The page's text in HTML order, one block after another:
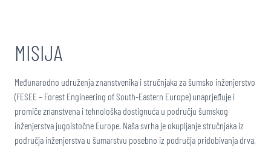
MISIJA
Međunarodno udruženja znanstvenika i stručnjaka za šumsko inženjerstvo
(FESEE – Forest Engineering of South-Eastern Europe) unaprjeđuje i
promiče znanstvena i tehnološka dostignuća u području šumskog
inženjerstva jugoistočne Europe. Naša svrha je okupljanje stručnjaka iz
područja inženjerstva u šumarstvu posebno iz područja pridobivanja drva,